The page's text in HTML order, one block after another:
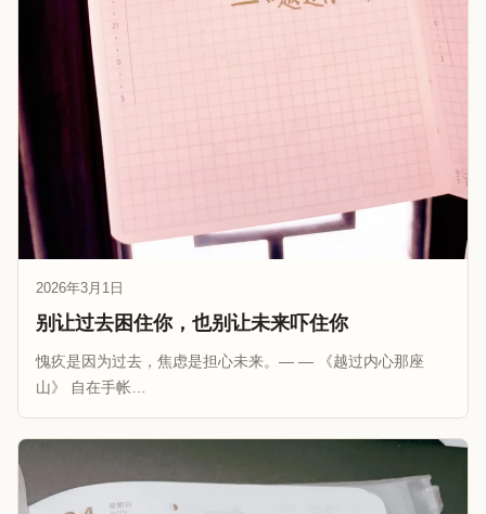
2026年3月1日
别让过去困住你，也别让未来吓住你
愧疚是因为过去，焦虑是担心未来。— — 《越过内心那座
山》 自在手帐…